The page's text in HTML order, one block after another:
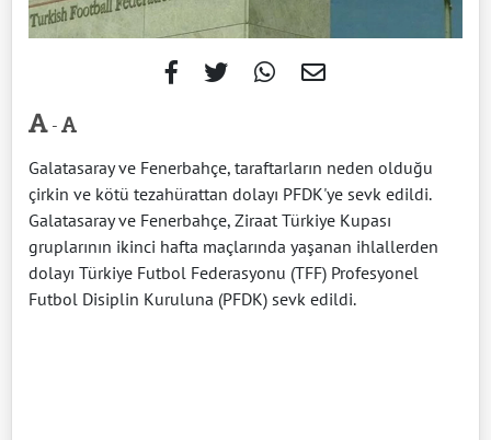
-
Galatasaray ve Fenerbahçe, taraftarların neden olduğu
çirkin ve kötü tezahürattan dolayı PFDK'ye sevk edildi.
Galatasaray ve Fenerbahçe, Ziraat Türkiye Kupası
gruplarının ikinci hafta maçlarında yaşanan ihlallerden
dolayı Türkiye Futbol Federasyonu (TFF) Profesyonel
Futbol Disiplin Kuruluna (PFDK) sevk edildi.